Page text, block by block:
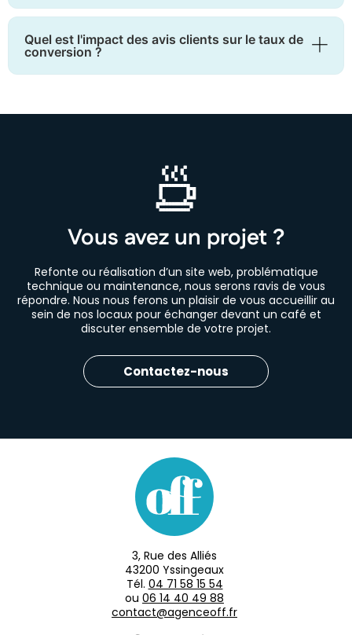
Quel est l'impact des avis clients sur le taux de
conversion ?
Vous avez un projet ?
Refonte ou réalisation d’un site web, problématique
technique ou maintenance, nous serons ravis de vous
répondre. Nous nous ferons un plaisir de vous accueillir au
sein de nos locaux pour échanger devant un café et
discuter ensemble de votre projet.
Contactez-nous
3, Rue des Alliés
43200 Yssingeaux
Tél. 04 71 58 15 54
ou 06 14 40 49 88
contact@agenceoff.fr